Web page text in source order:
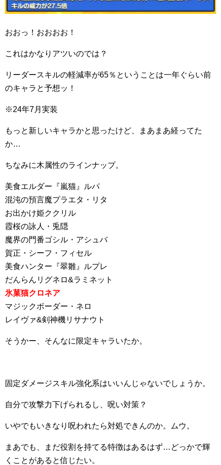
おおっ！おおおお！
これはかなりアツいのでは？
リーダースキルの軽減率が65％ということは一年ぐらい前
のキャラと予想ッ！
※24年7月実装
もっと新しいキャラかと思ったけど、まあまあ経ってた
か…
ちなみに木属性のラインナップ。
美食エルダー『嵐猫』ルパ
混沌の預言魔プラエタ・リタ
お出かけ姫ククリル
霞桜の詠人・兎隠
魔界の門番ゴシル・アシュバ
賀正・シーフ・フィセル
美食ハンター『翠雛』ルプレ
だんらんリグネロ&ラミネット
氷菓猫クロネア
マジックボーダー・ネロ
レイヴァ&剣神機リサナウト
そうかー、そんなに限定キャラいたか。
固定ダメージスキル強化系はいいんじゃないでしょうか。
自分で攻撃力下げられるし、呪い対策？
いやでもいきなり呪われたら対処できんのか。ムウ。
まあでも、まだ役割を持てる特徴はあるはず…どっかで輝
くことがあると信じたい。